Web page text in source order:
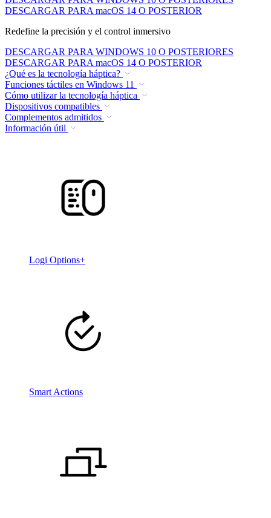
DESCARGAR PARA macOS 14 O POSTERIOR
Redefine la precisión y el control inmersivo
DESCARGAR PARA WINDOWS 10 O POSTERIORES
DESCARGAR PARA macOS 14 O POSTERIOR
¿Qué es la tecnología háptica?
Funciones táctiles en Windows 11
Cómo utilizar la tecnología háptica
Dispositivos compatibles
Complementos admitidos
Información útil
Logi Options+
Smart Actions